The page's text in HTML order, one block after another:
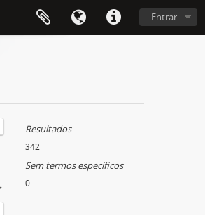
Entrar
Resultados
342
Sem termos específicos
0